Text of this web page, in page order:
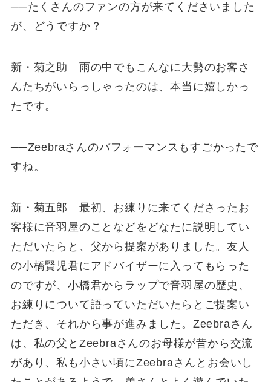
──たくさんのファンの方が来てくださいました
が、どうですか？
新・菊之助 雨の中でもこんなに大勢のお客さ
んたちがいらっしゃったのは、本当に嬉しかっ
たです。
──Zeebraさんのパフォーマンスもすごかったで
すね。
新・菊五郎 最初、お練りに来てくださったお
客様に音羽屋のことなどをどなたに説明してい
ただいたらと、父から提案がありました。友人
の小橋賢児君にアドバイザーに入ってもらった
のですが、小橋君からラップで音羽屋の歴史、
お練りについて語っていただいたらとご提案い
ただき、それから事が進みました。Zeebraさん
は、私の父とZeebraさんのお母様が昔から交流
があり、私も小さい頃にZeebraさんとお会いし